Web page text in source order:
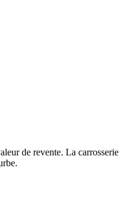
de revente. La carrosserie